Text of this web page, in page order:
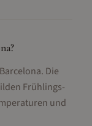
Die
Frühlings-
und